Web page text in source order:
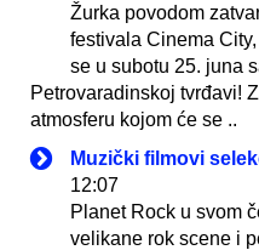
Žurka povodom
festivala Cinema
se u subotu 25. juna
Petrovaradinskoj tvrđavi!
atmosferu kojom će se ..
Muzički filmovi
12:07
Planet Rock u svom
velikane rok scene i